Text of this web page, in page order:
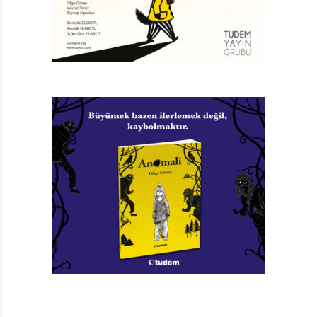
kurucusu ve tüm icatlarının patenti de kendisine ait.
Fakat evde onu engelleyen bir baş belası
mevcut: Erkek kardeşi Joe Tinker. Sally bir kardeşi
tasarımında SAYISIZ hata söz konusu. Donanım ve
yazılımının yeni sürümlerini yüklemek yıllar alıyor, elleri
yapış yapış, tişörtü kirli, güçsüz taşıyıcılara ve yetersiz
dönüş kabiliyetine sahip, pil ömrü kısa, ses ayarı yok ve
seçici duyuş özelliği sözlü komutlara kapalı.” Üstelik her
şey bununla da kalmıyor; Joe etrafı dağıtıp duruyor,
Sally’nin makinelerini bozuyor ve kesinlikle pis kokuyor.
Eh, bu durumda Sally’nin yapabileceği tek bir şey var
tabii: kendi